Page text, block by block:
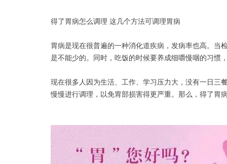
得了胃病怎么调理 这几个方法可调理胃病
胃病是现在很普遍的一种消化道疾病，发病率也高。当
是不能少的。同时，吃饭的时候要养成细嚼慢咽的习惯
现在很多人因为生活、工作、学习压力大，没有一日三
慢慢进行调理，以免胃部损害得更严重。那么，得了胃